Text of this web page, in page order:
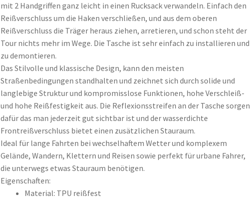
mit 2 Handgriffen ganz leicht in einen Rucksack verwandeln. Einfach den
Reißverschluss um die Haken verschließen, und aus dem oberen
Reißverschluss die Träger heraus ziehen, arretieren, und schon steht der
Tour nichts mehr im Wege. Die Tasche ist sehr einfach zu installieren und
zu demontieren.
Das Stilvolle und klassische Design, kann den meisten
Straßenbedingungen standhalten und zeichnet sich durch solide und
langlebige Struktur und kompromisslose Funktionen, hohe Verschleiß-
und hohe Reißfestigkeit aus. Die Reflexionsstreifen an der Tasche sorgen
dafür das man jederzeit gut sichtbar ist und der wasserdichte
Frontreißverschluss bietet einen zusätzlichen Stauraum.
Ideal für lange Fahrten bei wechselhaftem Wetter und komplexem
Gelände, Wandern, Klettern und Reisen sowie perfekt für urbane Fahrer,
die unterwegs etwas Stauraum benötigen.
Eigenschaften:
Material: TPU reißfest